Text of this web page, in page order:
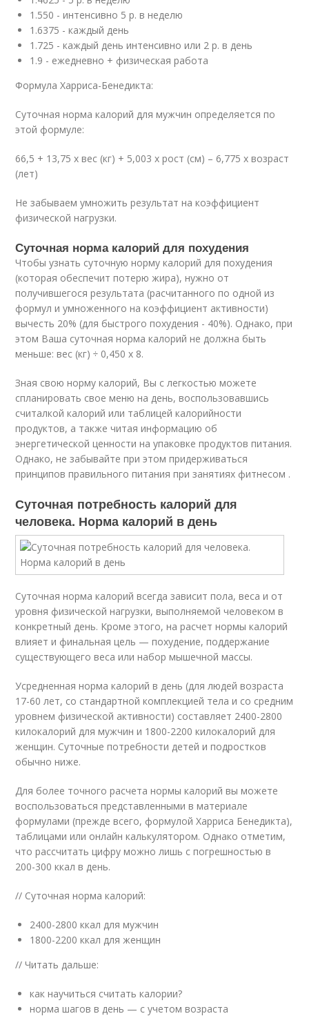
1.550 - интенсивно 5 р. в неделю
1.6375 - каждый день
1.725 - каждый день интенсивно или 2 р. в день
1.9 - ежедневно + физическая работа
Формула Харриса-Бенедикта:
Суточная норма калорий для мужчин определяется по
этой формуле:
66,5 + 13,75 х вес (кг) + 5,003 х рост (см) – 6,775 х возраст
(лет)
Не забываем умножить результат на коэффициент
физической нагрузки.
Суточная норма калорий для похудения
Чтобы узнать суточную норму калорий для похудения
(которая обеспечит потерю жира), нужно от
получившегося результата (расчитанного по одной из
формул и умноженного на коэффициент активности)
вычесть 20% (для быстрого похудения - 40%). Однако, при
этом Ваша суточная норма калорий не должна быть
меньше: вес (кг) ÷ 0,450 х 8.
Зная свою норму калорий, Вы с легкостью можете
спланировать свое меню на день, воспользовавшись
считалкой калорий или таблицей калорийности
продуктов, а также читая информацию об
энергетической ценности на упаковке продуктов питания.
Однако, не забывайте при этом придерживаться
принципов правильного питания при занятиях фитнесом .
Суточная потребность калорий для
человека. Норма калорий в день
Суточная норма калорий всегда зависит пола, веса и от
уровня физической нагрузки, выполняемой человеком в
конкретный день. Кроме этого, на расчет нормы калорий
влияет и финальная цель — похудение, поддержание
существующего веса или набор мышечной массы.
Усредненная норма калорий в день (для людей возраста
17-60 лет, со стандартной комплекцией тела и со средним
уровнем физической активности) составляет 2400-2800
килокалорий для мужчин и 1800-2200 килокалорий для
женщин. Суточные потребности детей и подростков
обычно ниже.
Для более точного расчета нормы калорий вы можете
воспользоваться представленными в материале
формулами (прежде всего, формулой Харриса Бенедикта),
таблицами или онлайн калькулятором. Однако отметим,
что рассчитать цифру можно лишь с погрешностью в
200-300 ккал в день.
// Суточная норма калорий:
2400-2800 ккал для мужчин
1800-2200 ккал для женщин
// Читать дальше:
как научиться считать калории?
норма шагов в день — с учетом возраста